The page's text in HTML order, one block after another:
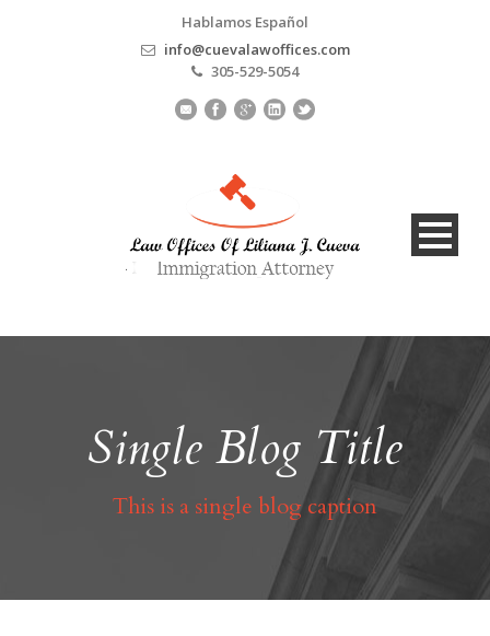
Hablamos Español
info@cuevalawoffices.com
305-529-5054
Single Blog Title
This is a single blog caption